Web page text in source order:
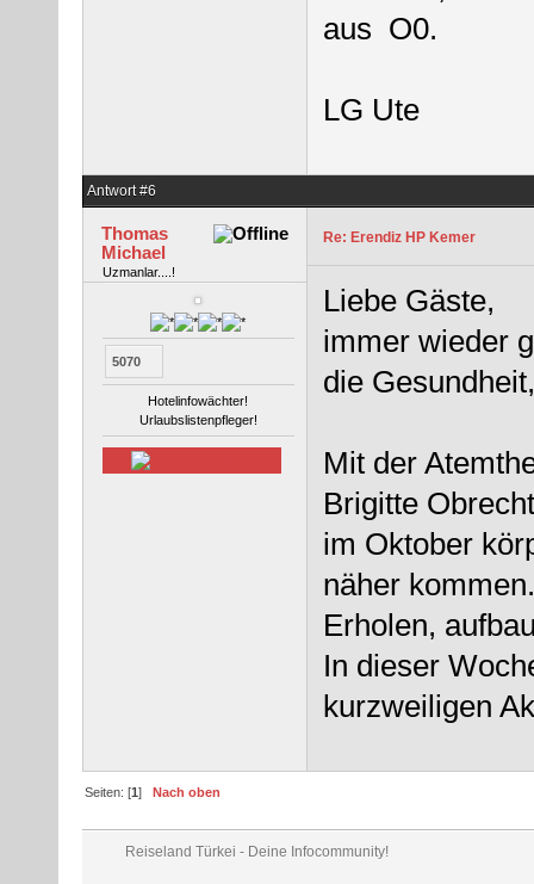
aus O0.
LG Ute
Antwort #6
Thomas
Michael
Uzmanlar....!
5070
Hotelinfowächter!
Urlaubslistenpfleger!
Re: Erendiz HP Kemer
Liebe Gäste,
immer wieder
die
Mit der
Brigitte
im Oktober
näher kommen.
Erholen,
In dieser
kurzweiligen
Seiten: [1] Nach oben
Reiseland Türkei - Deine Infocommunity!